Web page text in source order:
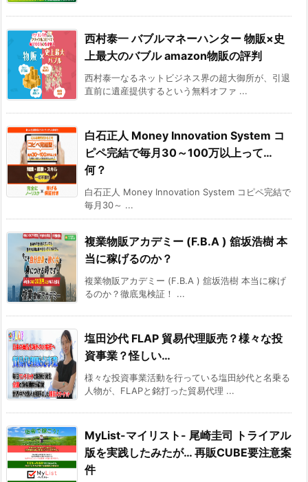
西村泰一 バブルマネーハンター 物販×史
上最大のバブル amazon物販の評判
西村泰一なるネットビジネス界の超大御所が、引退
直前に遺産提供するという無料オファ ...
白石正人 Money Innovation System コ
ピペ完結で毎月30～100万以上って…
何？
白石正人 Money Innovation System コピペ完結で
毎月30～ ...
複業物販アカデミー (F.B.A ) 舘坂浩樹 本
当に稼げるのか？
複業物販アカデミー (F.B.A ) 舘坂浩樹 本当に稼げ
るのか？徹底鬼検証！ ...
塩田沙代 FLAP 貿易代理販売？様々な投
資事業？怪しい…
様々な投資事業活動を行っている塩田紗代と名乗る
人物が、FLAPと銘打った貿易代理 ...
MyList-マイリスト- 尾崎圭司 トライアル
版を実践したみたが… 再販CUBE要注意案
件